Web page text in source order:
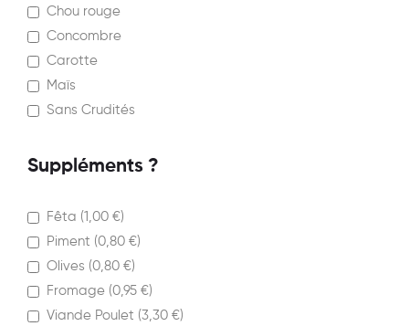
Chou rouge
Concombre
Carotte
Maïs
Sans Crudités
Suppléments ?
Fêta (1,00 €)
Piment (0,80 €)
Olives (0,80 €)
Fromage (0,95 €)
Viande Poulet (3,30 €)